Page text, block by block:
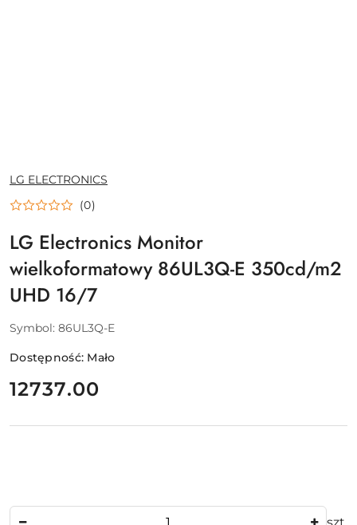
NAZWA
PRODUCENTA:
LG ELECTRONICS
(0)
LG Electronics Monitor
wielkoformatowy 86UL3Q-E 350cd/m2
UHD 16/7
Symbol: 86UL3Q-E
Dostępność: Mało
cena:
12737.00